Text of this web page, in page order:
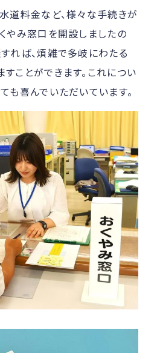
道料金など、様々な手続きが
やみ窓口を開設しましたの
れば、煩雑で多岐にわたる
ことができます。これについ
も喜んでいただいています。